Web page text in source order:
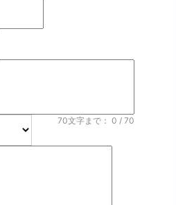
70文字まで：0 / 70